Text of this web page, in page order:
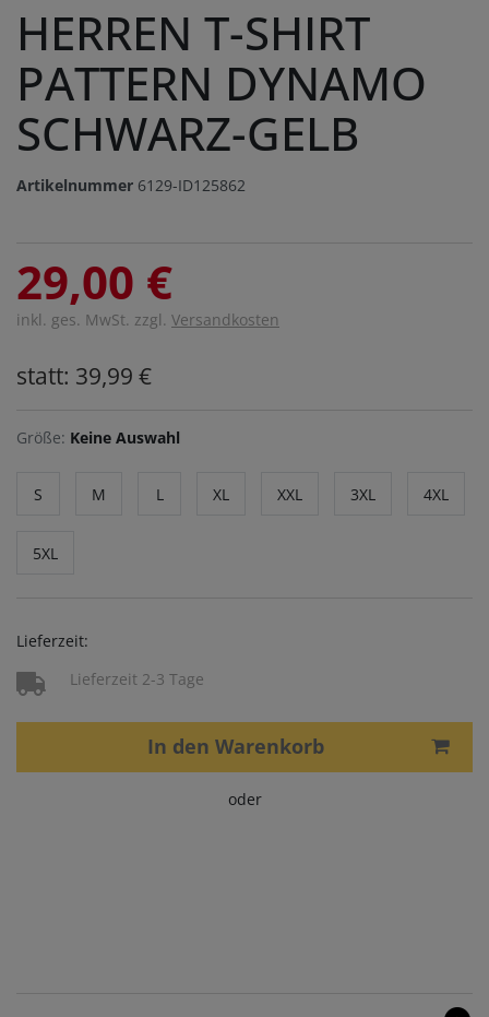
HERREN T-SHIRT
PATTERN DYNAMO
SCHWARZ-GELB
Artikelnummer 6129-ID125862
29,00 €
inkl. ges. MwSt. zzgl. Versandkosten
statt: 39,99 €
Größe: Keine Auswahl
S M L XL XXL 3XL 4XL
5XL
Lieferzeit:
Lieferzeit 2-3 Tage
In den Warenkorb
oder